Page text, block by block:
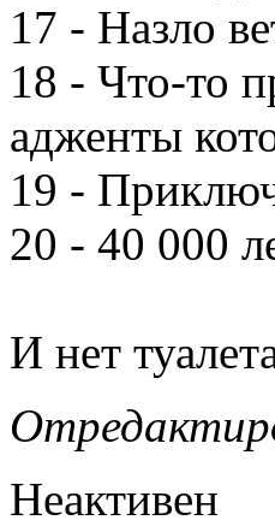
17 - Назло
18 - Что-то
адженты
19 -
20 - 40 000
И нет
Неактивен